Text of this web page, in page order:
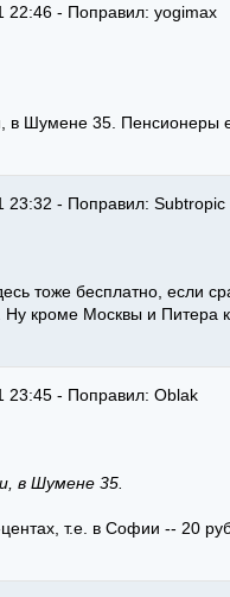
22:46 - Поправил: yogimax
в Шумене 35. Пенсионеры
23:32 - Поправил: Subtropic
тоже бесплатно, если
Ну кроме Москвы и Питера
23:45 - Поправил: Oblak
в Шумене 35.
т.е. в Софии -- 20